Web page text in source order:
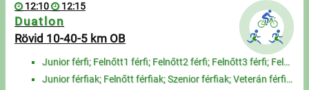
Impresszum
12:10 12:15
Duatlon
Rövid 10-40-5 km OB
Junior férfi; Felnőtt1 férfi; Felnőtt2 férfi; Felnőtt3 férfi; Felnőtt4 férfi; Szenior1 férfi; Szenio...
Junior férfiak; Felnőtt férfiak; Szenior férfiak; Veterán férfiak; Junior nők; Felnőtt nők; Szenior ...